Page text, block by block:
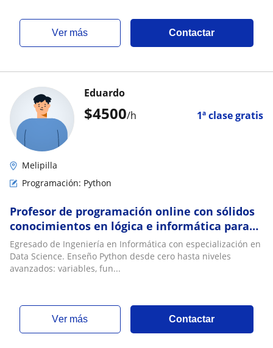
ver más Contactar
$4500/h 1ª clase gratis
Eduardo
Melipilla
Programación: Python
Profesor de programación online con sólidos
conocimientos en lógica e informática para
todos los niveles, orientado a python
Egresado de Ingeniería en Informática con especialización en
Data Science. Enseño Python desde cero hasta niveles
avanzados: variables, fun...
ver más Contactar